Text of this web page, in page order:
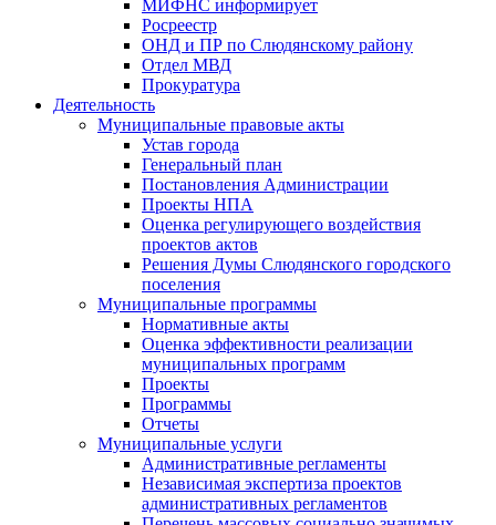
МИФНС информирует
Росреестр
ОНД и ПР по Слюдянскому району
Отдел МВД
Прокуратура
Деятельность
Муниципальные правовые акты
Устав города
Генеральный план
Постановления Администрации
Проекты НПА
Оценка регулирующего воздействия
проектов актов
Решения Думы Слюдянского городского
поселения
Муниципальные программы
Нормативные акты
Оценка эффективности реализации
муниципальных программ
Проекты
Программы
Отчеты
Муниципальные услуги
Административные регламенты
Независимая экспертиза проектов
административных регламентов